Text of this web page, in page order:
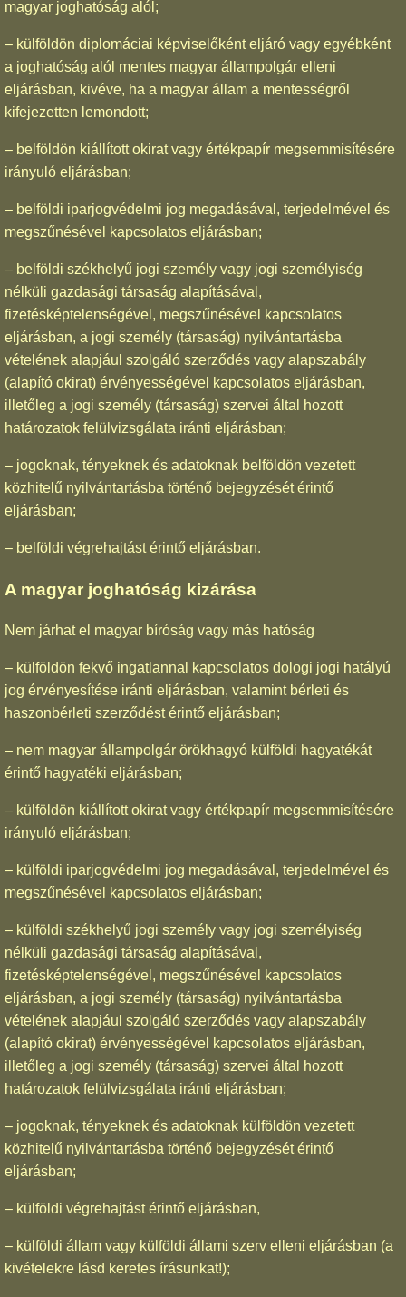
magyar joghatóság alól;
– külföldön diplomáciai képviselőként eljáró vagy egyébként
a joghatóság alól mentes magyar állampolgár elleni
eljárásban, kivéve, ha a magyar állam a mentességről
kifejezetten lemondott;
– belföldön kiállított okirat vagy értékpapír megsemmisítésére
irányuló eljárásban;
– belföldi iparjogvédelmi jog megadásával, terjedelmével és
megszűnésével kapcsolatos eljárásban;
– belföldi székhelyű jogi személy vagy jogi személyiség
nélküli gazdasági társaság alapításával,
fizetésképtelenségével, megszűnésével kapcsolatos
eljárásban, a jogi személy (társaság) nyilvántartásba
vételének alapjául szolgáló szerződés vagy alapszabály
(alapító okirat) érvényességével kapcsolatos eljárásban,
illetőleg a jogi személy (társaság) szervei által hozott
határozatok felülvizsgálata iránti eljárásban;
– jogoknak, tényeknek és adatoknak belföldön vezetett
közhitelű nyilvántartásba történő bejegyzését érintő
eljárásban;
– belföldi végrehajtást érintő eljárásban.
A magyar joghatóság kizárása
Nem járhat el magyar bíróság vagy más hatóság
– külföldön fekvő ingatlannal kapcsolatos dologi jogi hatályú
jog érvényesítése iránti eljárásban, valamint bérleti és
haszonbérleti szerződést érintő eljárásban;
– nem magyar állampolgár örökhagyó külföldi hagyatékát
érintő hagyatéki eljárásban;
– külföldön kiállított okirat vagy értékpapír megsemmisítésére
irányuló eljárásban;
– külföldi iparjogvédelmi jog megadásával, terjedelmével és
megszűnésével kapcsolatos eljárásban;
– külföldi székhelyű jogi személy vagy jogi személyiség
nélküli gazdasági társaság alapításával,
fizetésképtelenségével, megszűnésével kapcsolatos
eljárásban, a jogi személy (társaság) nyilvántartásba
vételének alapjául szolgáló szerződés vagy alapszabály
(alapító okirat) érvényességével kapcsolatos eljárásban,
illetőleg a jogi személy (társaság) szervei által hozott
határozatok felülvizsgálata iránti eljárásban;
– jogoknak, tényeknek és adatoknak külföldön vezetett
közhitelű nyilvántartásba történő bejegyzését érintő
eljárásban;
– külföldi végrehajtást érintő eljárásban,
– külföldi állam vagy külföldi állami szerv elleni eljárásban (a
kivételekre lásd keretes írásunkat!);